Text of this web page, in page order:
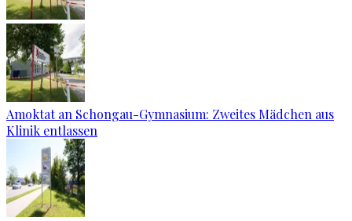
Amoktat an Schongau-Gymnasium: Zweites Mädchen aus
Klinik entlassen